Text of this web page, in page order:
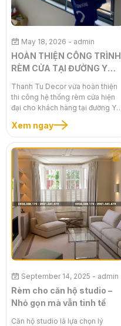
May 18, 2026 - admin
HOÀN THIỆN CÔNG TRÌNH
RÈM CỬA TẠI ĐƯỜNG Y
Thanh Tu Decor vừa hoàn thiện
thi công hệ thống rèm cửa hiện
đại cho khách hàng tại đường Y
Moan Ê’Nuôl với các hạng mục:
Xem ngay
September 14, 2025 - admin
Rèm cho căn hộ studio –
Nhỏ gọn mà vẫn tinh tế
Căn hộ studio là lựa chọn lý